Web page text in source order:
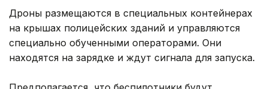
Дроны размещаются в специальных контейнерах
на крышах полицейских зданий и управляются
специально обученными операторами. Они
находятся на зарядке и ждут сигнала для запуска.